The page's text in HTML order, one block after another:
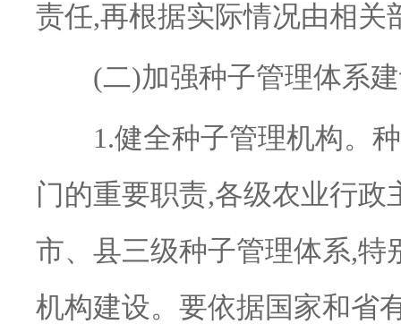
责任,再根据实际情况由相关
(二)加强种子管理体系建
1.健全种子管理机构。种
门的重要职责,各级农业行
市、县三级种子管理体系,
机构建设。要依据国家和省